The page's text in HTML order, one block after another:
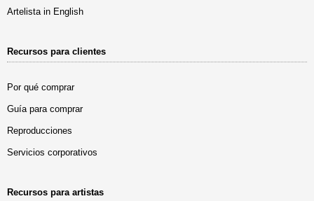
Artelista in English
Recursos para clientes
Por qué comprar
Guía para comprar
Reproducciones
Servicios corporativos
Recursos para artistas